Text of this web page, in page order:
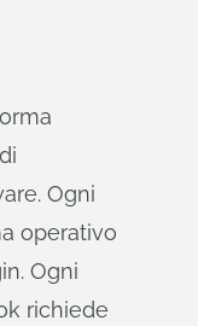
Ogni
operativo
Ogni
richiede